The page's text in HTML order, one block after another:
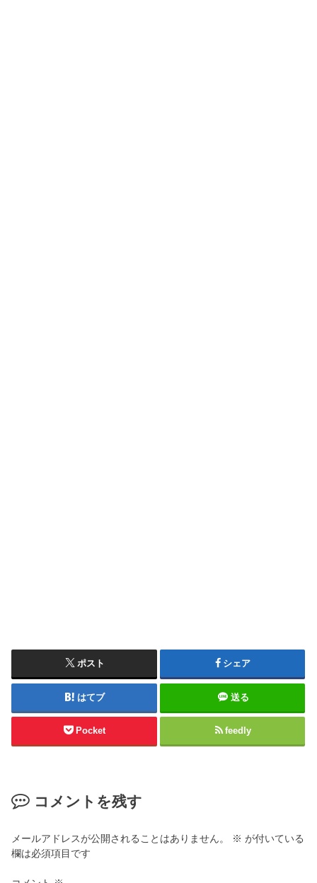
ポスト シェア
はてブ 送る
Pocket feedly
コメントを残す
メールアドレスが公開されることはありません。 ※ が付いている
欄は必須項目です